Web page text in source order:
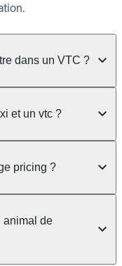
dans un VTC ?
: jusqu'à 3
TPMR : 1
selon le
bagages
et un vtc ?
tarif calculé au
prix fixe connu
frais cachés.
des
pricing ?
avant la
définitivement.
animal de